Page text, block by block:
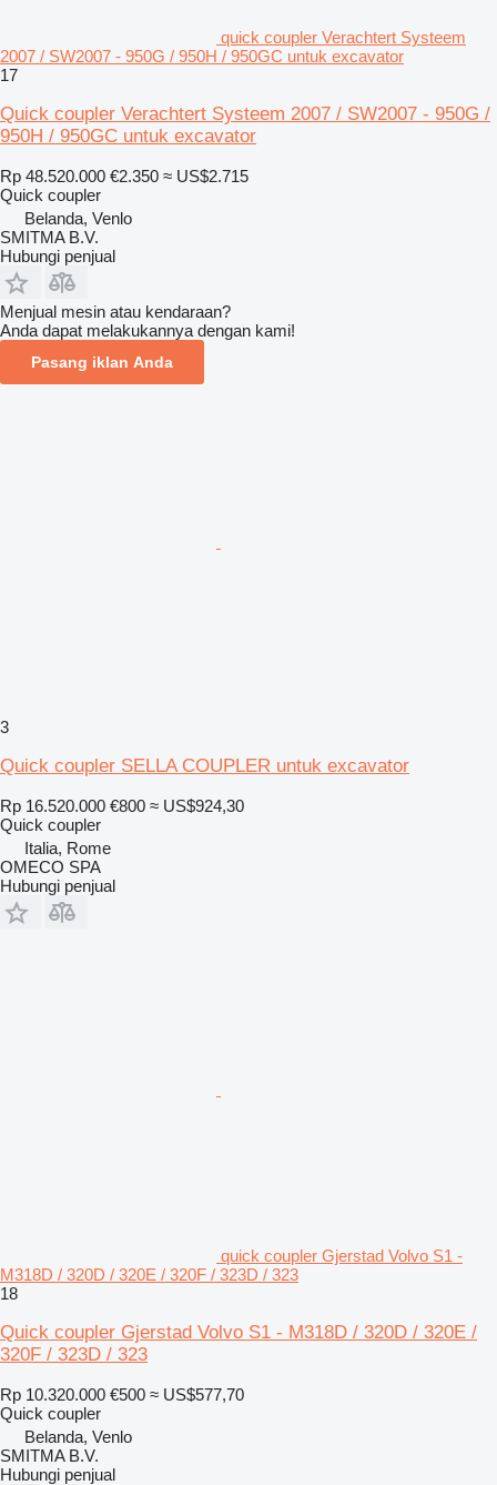
quick coupler Verachtert Systeem
2007 / SW2007 - 950G / 950H / 950GC untuk excavator
17
Quick coupler Verachtert Systeem 2007 / SW2007 - 950G /
950H / 950GC untuk excavator
Rp 48.520.000 €2.350 ≈ US$2.715
Quick coupler
Belanda, Venlo
SMITMA B.V.
Hubungi penjual
Menjual mesin atau kendaraan?
Anda dapat melakukannya dengan kami!
Pasang iklan Anda
3
Quick coupler SELLA COUPLER untuk excavator
Rp 16.520.000 €800 ≈ US$924,30
Quick coupler
Italia, Rome
OMECO SPA
Hubungi penjual
quick coupler Gjerstad Volvo S1 -
M318D / 320D / 320E / 320F / 323D / 323
18
Quick coupler Gjerstad Volvo S1 - M318D / 320D / 320E /
320F / 323D / 323
Rp 10.320.000 €500 ≈ US$577,70
Quick coupler
Belanda, Venlo
SMITMA B.V.
Hubungi penjual